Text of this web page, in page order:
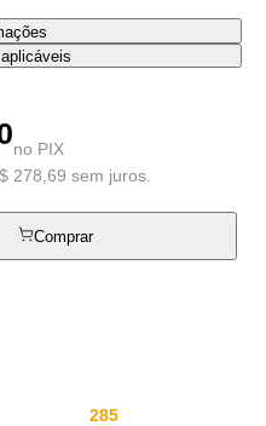
no PIX
278,69 sem juros.
Comprar
285